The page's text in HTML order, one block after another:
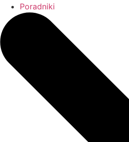
Poradniki